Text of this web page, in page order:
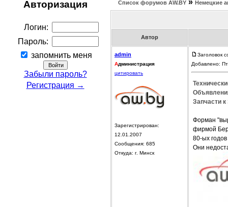
Авторизация
Логин:
Пароль:
запомнить меня
Забыли пароль?
Регистрация →
Список форумов АW.BY » Немецкие
Автор
admin
Администрация
цитировать
Зарегистрирован:
12.01.2007
Сообщения: 685
Откуда: г. Минск
Заголовок
Добавлено:
Запчасти
Форман
фирмой
80-ых
Они